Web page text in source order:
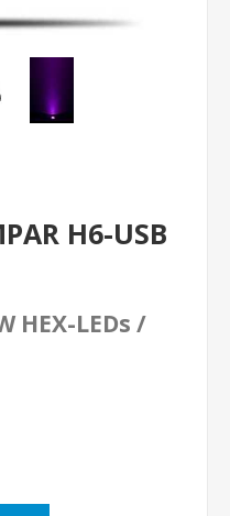
H6-USB
HEX-LEDs /